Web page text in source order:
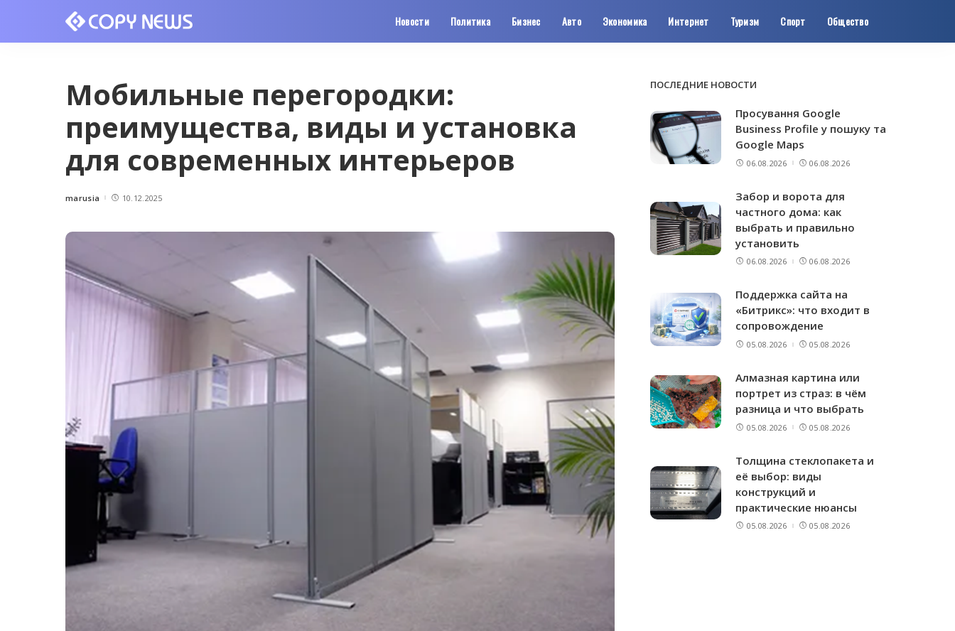
Новости Политика Бизнес Авто Экономика Интернет Туризм Спорт Общество
Мобильные перегородки:
преимущества, виды и установка
для современных интерьеров
Posted
marusia 10.12.2025
ПОСЛЕДНИЕ НОВОСТИ
Просування Google
Business Profile у пошуку та
Google Maps
06.08.2026 06.08.2026
Забор и ворота для
частного дома: как
выбрать и правильно
установить
06.08.2026 06.08.2026
Поддержка сайта на
«Битрикс»: что входит в
сопровождение
05.08.2026 05.08.2026
Алмазная картина или
портрет из страз: в чём
разница и что выбрать
05.08.2026 05.08.2026
Толщина стеклопакета и
её выбор: виды
конструкций и
практические нюансы
05.08.2026 05.08.2026